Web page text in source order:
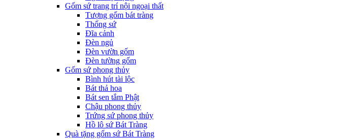
Gốm sứ trang trí nội ngoại thất
Tượng gốm bát tràng
Thống sứ
Đĩa cảnh
Đèn ngủ
Đèn vườn gốm
Đèn tường gốm
Gốm sứ phong thủy
Bình hút tài lộc
Bát thả hoa
Bát sen tắm Phật
Chậu phong thủy
Trứng sứ phong thủy
Hồ lô sứ Bát Tràng
Quà tặng gốm sứ Bát Tràng